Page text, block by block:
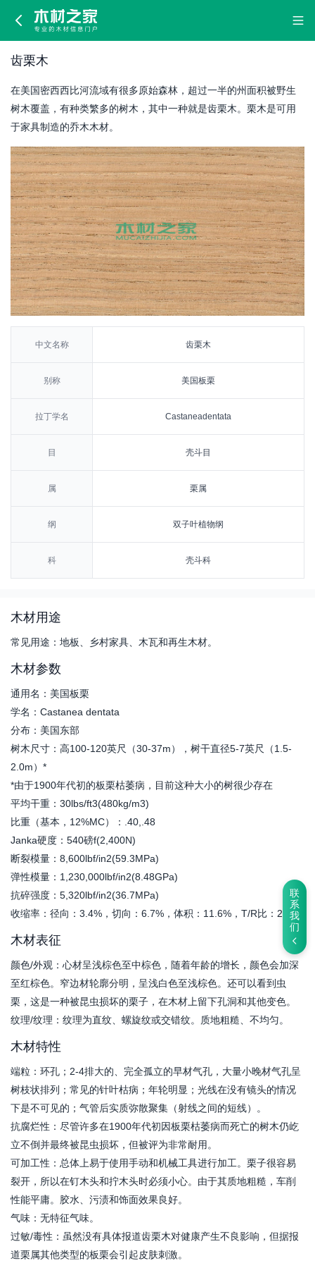
联
系
我
们
齿
栗
齿栗木
在美国密西西比河流域有很多原始森林，超过一半的州面积被野生
树木覆盖，有种类繁多的树木，其中一种就是齿栗木。栗木是可用
于家具制造的乔木木材。
中文名称 齿栗木
别称 美国板栗
拉丁学名 Castaneadentata
目 壳斗目
属 栗属
纲 双子叶植物纲
科 壳斗科
木材用途
常见用途：地板、乡村家具、木瓦和再生木材。
木材参数
通用名：美国板栗
学名：Castanea dentata
分布：美国东部
树木尺寸：高100-120英尺（30-37m），树干直径5-7英尺（1.5-
2.0m）*
*由于1900年代初的板栗枯萎病，目前这种大小的树很少存在
平均干重：30lbs/ft3(480kg/m3)
比重（基本，12%MC）：.40,.48
Janka硬度：540磅f(2,400N)
断裂模量：8,600lbf/in2(59.3MPa)
弹性模量：1,230,000lbf/in2(8.48GPa)
抗碎强度：5,320lbf/in2(36.7MPa)
收缩率：径向：3.4%，切向：6.7%，体积：11.6%，T/R比：2.0
木材表征
颜色/外观：心材呈浅棕色至中棕色，随着年龄的增长，颜色会加深
至红棕色。窄边材轮廓分明，呈浅白色至浅棕色。还可以看到虫
栗，这是一种被昆虫损坏的栗子，在木材上留下孔洞和其他变色。
纹理/纹理：纹理为直纹、螺旋纹或交错纹。质地粗糙、不均匀。
木材特性
端粒：环孔；2-4排大的、完全孤立的早材气孔，大量小晚材气孔呈
树枝状排列；常见的针叶枯病；年轮明显；光线在没有镜头的情况
下是不可见的；气管后实质弥散聚集（射线之间的短线）。
抗腐烂性：尽管许多在1900年代初因板栗枯萎病而死亡的树木仍屹
立不倒并最终被昆虫损坏，但被评为非常耐用。
可加工性：总体上易于使用手动和机械工具进行加工。栗子很容易
裂开，所以在钉木头和拧木头时必须小心。由于其质地粗糙，车削
性能平庸。胶水、污渍和饰面效果良好。
气味：无特征气味。
过敏/毒性：虽然没有具体报道齿栗木对健康产生不良影响，但据报
道栗属其他类型的板栗会引起皮肤刺激。